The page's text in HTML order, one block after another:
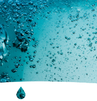
ら
(株)
ワ
イ
ド
ハ
ー
バ
ー|
兵
庫・
大
阪・
京